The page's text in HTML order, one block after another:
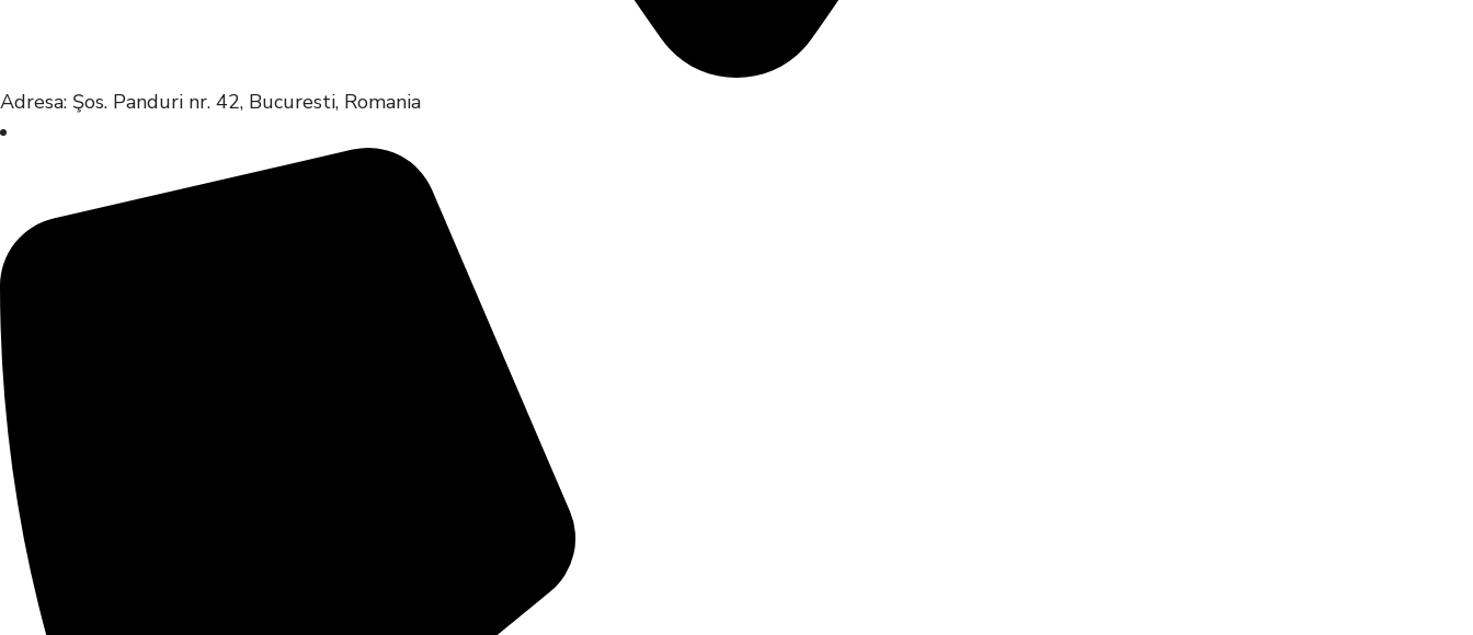
Adresa: Şos. Panduri nr. 42, Bucuresti, Romania